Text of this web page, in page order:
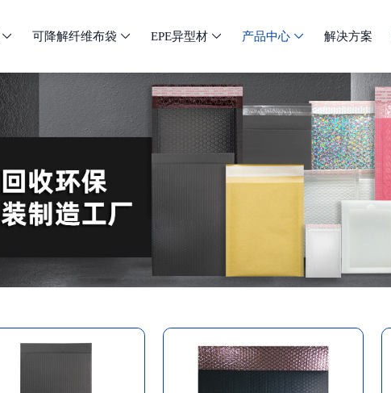
 可降解纤维布袋  EPE异型材  产品中心  解决方案